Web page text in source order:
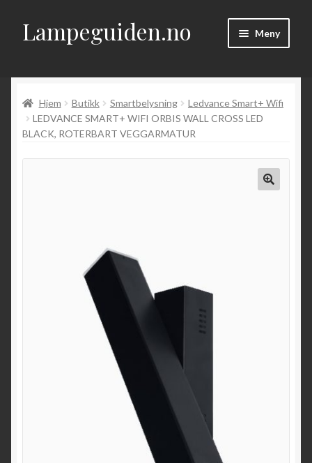
Hopp
til
Hopp
til
Lampeguiden.no Meny
Om
Artikler
Hjem Butikk Smartbelysning
Ledvance Smart+ Wifi
LEDVANCE SMART+ WIFI ORBIS WALL CROSS LED
BLACK, ROTERBART VEGGARMATUR